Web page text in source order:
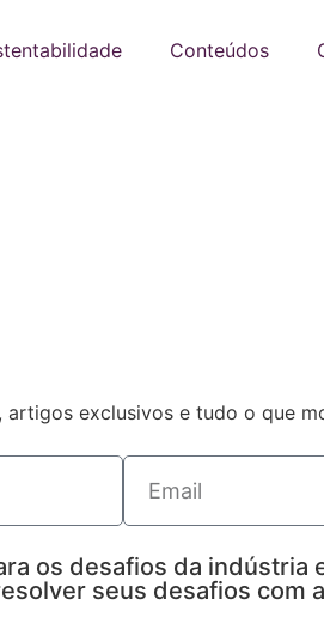
Conteúdos
exclusivos e tudo o que
os desafios da
seus desafios com